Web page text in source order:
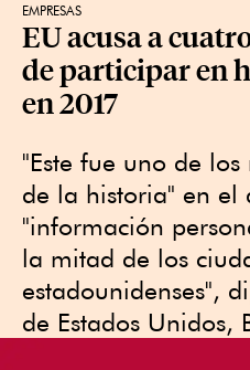
EMPRESAS
EU acusa a
de participar en
en 2017
"Este fue uno de
de la historia" en el
"información
la mitad de los
estadounidenses",
de Estados Unidos,